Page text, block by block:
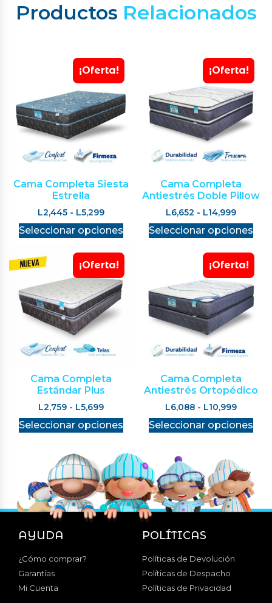
Productos Relacionados
¡Oferta!
Cama Completa Siesta
Estrella
L2,445 - L5,299
Seleccionar opciones
¡Oferta!
Cama Completa
Antiestrés Doble Pillow
L6,652 - L14,999
Seleccionar opciones
¡Oferta!
Cama Completa
Estándar Plus
L2,759 - L5,699
Seleccionar opciones
¡Oferta!
Cama Completa
Antiestrés Ortopédico
L6,088 - L10,999
Seleccionar opciones
AYUDA
¿Cómo comprar?
Garantías
Mi Cuenta
POLÍTICAS
Políticas de Devolución
Políticas de Despacho
Políticas de Privacidad